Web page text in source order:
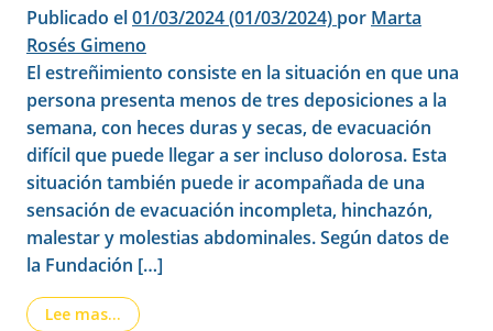
Publicado el01/03/2024(01/03/2024) por Marta
Rosés Gimeno
El estreñimiento consiste en la situación en que una
persona presenta menos de tres deposiciones a la
semana, con heces duras y secas, de evacuación
difícil que puede llegar a ser incluso dolorosa. Esta
situación también puede ir acompañada de una
sensación de evacuación incompleta, hinchazón,
malestar y molestias abdominales. Según datos de
la Fundación […]
Lee mas… from Estreñimiento: Causas, Prevención y